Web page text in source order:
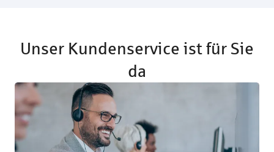
Unser Kundenservice ist für Sie
da